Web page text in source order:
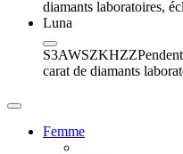
S3AWSZKHZZ
carat de diamants
Femme